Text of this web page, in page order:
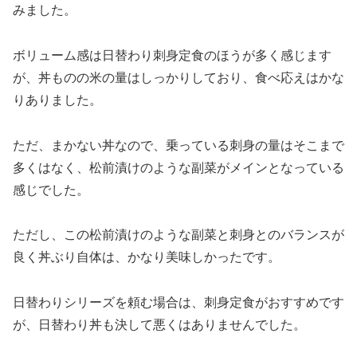
みました。
ボリューム感は日替わり刺身定食のほうが多く感じます
が、丼ものの米の量はしっかりしており、食べ応えはかな
りありました。
ただ、まかない丼なので、乗っている刺身の量はそこまで
多くはなく、松前漬けのような副菜がメインとなっている
感じでした。
ただし、この松前漬けのような副菜と刺身とのバランスが
良く丼ぶり自体は、かなり美味しかったです。
日替わりシリーズを頼む場合は、刺身定食がおすすめです
が、日替わり丼も決して悪くはありませんでした。